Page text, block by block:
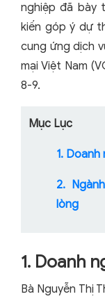
nghiệp đã bày
kiến góp ý dự
cung ứng dịch
mại Việt Nam
8-9.
Mục Lục
1.
2.
lòng
1. Doanh
Bà Nguyễn Thị